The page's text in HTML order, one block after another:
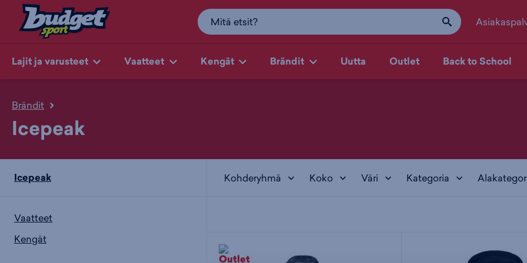
Lajit ja varusteet Vaatteet Kengät Brändit Uutta Outlet Back to School
Brändit
Icepeak
Icepeak
Vaatteet
Kengät
Kohderyhmä Koko Väri Kategoria